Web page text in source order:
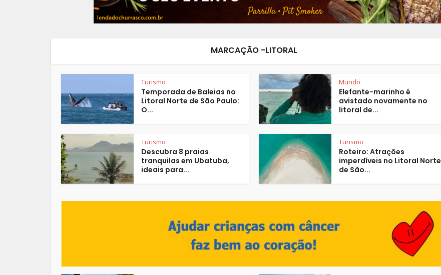
MARCAÇÃO -LITORAL
Turismo
Temporada de Baleias no
Litoral Norte de São Paulo:
O...
Mundo
Elefante-marinho é
avistado novamente no
litoral de...
Turismo
Descubra 8 praias
tranquilas em Ubatuba,
ideais para...
Turismo
Roteiro: Atrações
imperdíveis no Litoral Norte
de São...